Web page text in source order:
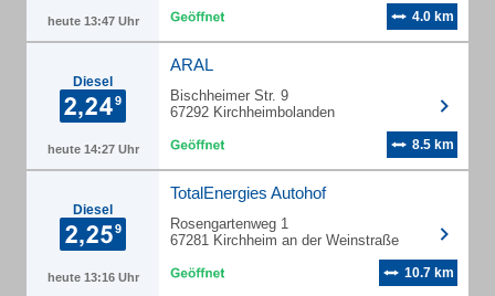
heute 13:47 Uhr 4.0 km
Diesel
heute 14:27 Uhr
ARAL
Bischheimer Str. 9
67292 Kirchheimbolanden
8.5 km
Diesel
heute 13:16 Uhr
TotalEnergies Autohof
Rosengartenweg 1
67281 Kirchheim an der Weinstraße
10.7 km